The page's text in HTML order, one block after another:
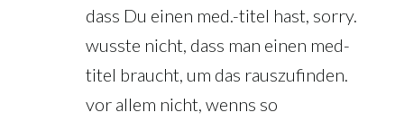
dass Du einen med.-titel hast, sorry.
wusste nicht, dass man einen med-
titel braucht, um das rauszufinden.
vor allem nicht, wenns so